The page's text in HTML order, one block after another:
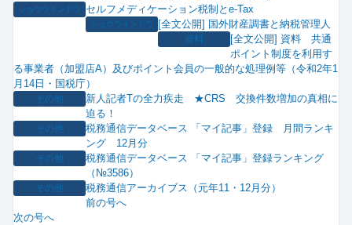
ショウウインドウ セルフメディケーション税制とe-Tax
ショウウインドウ [全文公開] 国外財産調書と納税管理人
資料
[全文公開] 資料 共通
ポイント制度を利用す
る事業者（加盟店A）及びポイント会員の一般的な処理例等（令和2年1
月14日・国税庁）
その他
新人記者Tの全力疾走 ★CRS 交換件数増加の真相に
迫る！
その他
税務通信データベース 「マイ記事」登録 月間ランキ
ング 12月分
その他
税務通信データベース 「マイ記事」登録ランキング
（№3586）
その他
税務通信アーカイブス（元年11・12月分）
前の号へ
次の号へ